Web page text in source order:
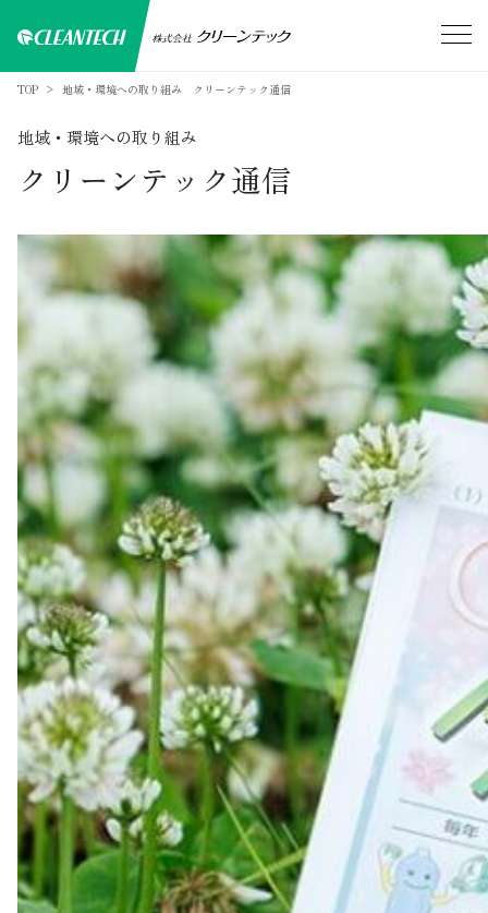
TOP 地域・環境への取り組み クリーンテック通信
地域・環境への取り組み
クリーンテック通信